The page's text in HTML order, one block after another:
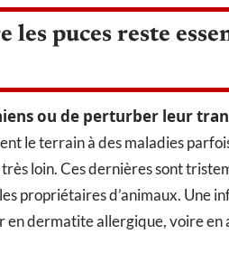
les puces reste
ou de perturber leur
le terrain à des maladies
loin. Ces dernières sont
propriétaires d’animaux. Une
en dermatite allergique, voire en